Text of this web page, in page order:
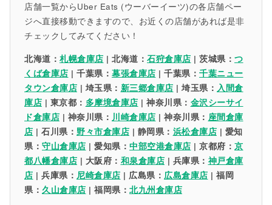
店舗一覧からUber Eats (ウーバーイーツ)の各店舗ペー
ジへ直接移動できますので、お近くの店舗があれば是非
チェックしてみてください！
北海道： 札幌倉庫店 | 北海道： 石狩倉庫店 | 茨城県： つ
くば倉庫店 | 千葉県： 幕張倉庫店 | 千葉県： 千葉ニュー
タウン倉庫店 | 埼玉県： 新三郷倉庫店 | 埼玉県： 入間倉
庫店 | 東京都： 多摩境倉庫店 | 神奈川県： 金沢シーサイ
ド倉庫店 | 神奈川県： 川崎倉庫店 | 神奈川県： 座間倉庫
店 | 石川県： 野々市倉庫店 | 静岡県： 浜松倉庫店 | 愛知
県： 守山倉庫店 | 愛知県： 中部空港倉庫店 | 京都府： 京
都八幡倉庫店 | 大阪府： 和泉倉庫店 | 兵庫県： 神戸倉庫
店 | 兵庫県： 尼崎倉庫店 | 広島県： 広島倉庫店 | 福岡
県： 久山倉庫店 | 福岡県： 北九州倉庫店